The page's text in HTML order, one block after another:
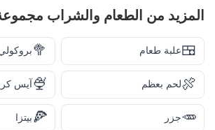
المزيد من الطعام والشراب
🍱علبة طعام 🥦
🍖لحم بعظم 🍨آيس
🥕جزر 🍕بيتزا